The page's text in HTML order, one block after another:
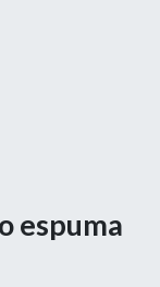
espuma